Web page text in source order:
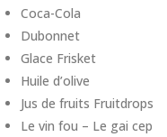
Coca-Cola
Dubonnet
Glace Frisket
Huile d’olive
Jus de fruits Fruitdrops
Le vin fou – Le gai cep